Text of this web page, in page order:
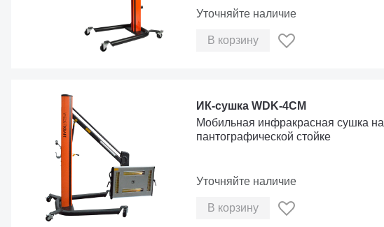
Уточняйте наличие
В корзину
ИК-сушка WDK-4CM
Мобильная инфракрасная сушка на
пантографической стойке
Уточняйте наличие
В корзину